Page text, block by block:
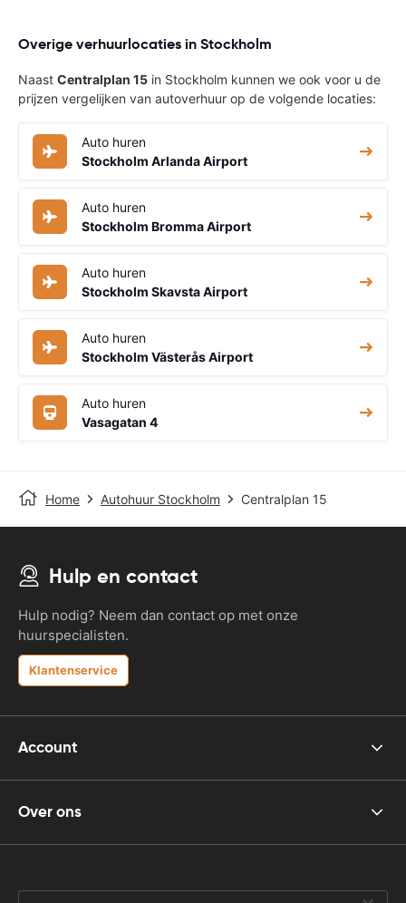
Overige verhuurlocaties in Stockholm
Naast Centralplan 15 in Stockholm kunnen we ook voor u de
prijzen vergelijken van autoverhuur op de volgende locaties:
Auto huren
Stockholm Arlanda Airport
Auto huren
Stockholm Bromma Airport
Auto huren
Stockholm Skavsta Airport
Auto huren
Stockholm Västerås Airport
Auto huren
Vasagatan 4
Home Autohuur Stockholm Centralplan 15
Hulp en contact
Hulp nodig? Neem dan contact op met onze
huurspecialisten.
Klantenservice
Account
Over ons